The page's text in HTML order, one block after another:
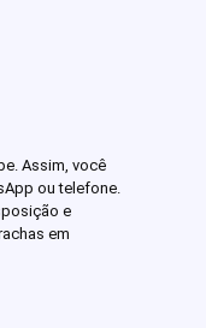
Assim, você
ou telefone.
e
em